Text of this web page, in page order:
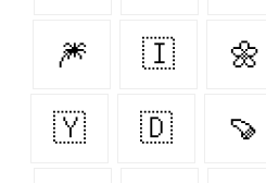
🎆 🇮‌ 🌼
🇾‌ 🇩‌ 🍠